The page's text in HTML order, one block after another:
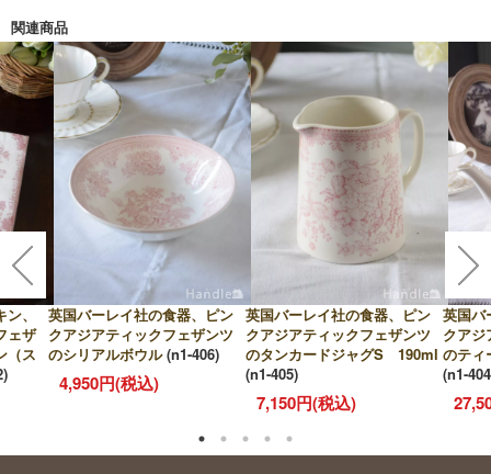
関連商品
、
ェザ
（ス
英国バーレイ社の食器、ピン
クアジアティックフェザンツ
のシリアルボウル (n1-406)
4,950円(税込)
英国バーレイ社の食器、ピン
クアジアティックフェザンツ
のタンカードジャグS 190ml
(n1-405)
7,150円(税込)
英国バ
クアジ
のティ
(n1-